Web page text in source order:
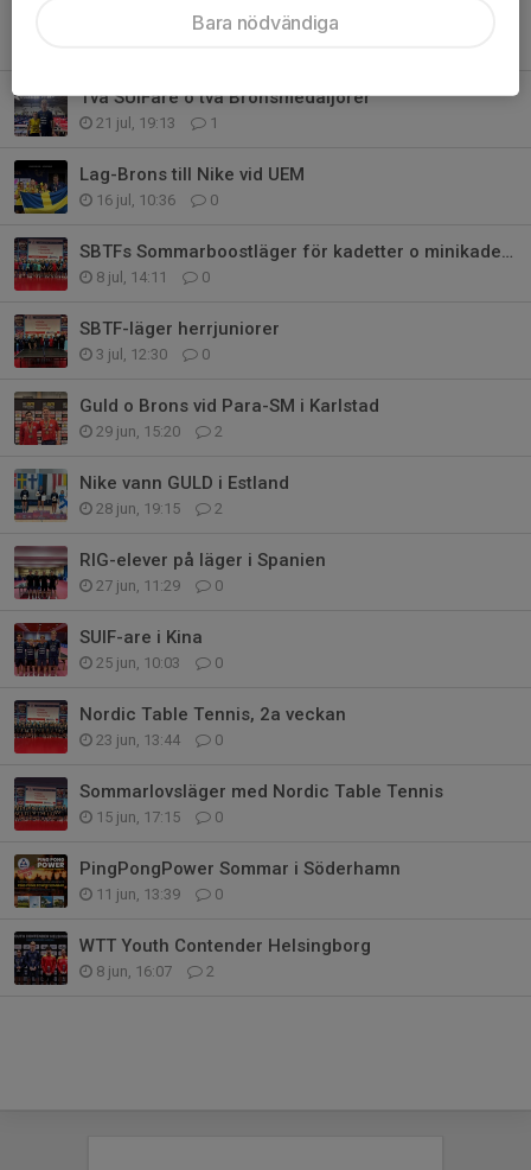
Dubbla medaljer till Sam i Thailand
Två SUIFare o två Bronsmedaljörer
21 jul, 19:13 1
Lag-Brons till Nike vid UEM
16 jul, 10:36 0
SBTFs Sommarboostläger för kadetter o minikadetter
8 jul, 14:11 0
SBTF-läger herrjuniorer
3 jul, 12:30 0
Guld o Brons vid Para-SM i Karlstad
29 jun, 15:20 2
Nike vann GULD i Estland
28 jun, 19:15 2
RIG-elever på läger i Spanien
27 jun, 11:29 0
SUIF-are i Kina
25 jun, 10:03 0
Nordic Table Tennis, 2a veckan
23 jun, 13:44 0
Sommarlovsläger med Nordic Table Tennis
15 jun, 17:15 0
PingPongPower Sommar i Söderhamn
11 jun, 13:39 0
WTT Youth Contender Helsingborg
8 jun, 16:07 2
Bara nödvändiga